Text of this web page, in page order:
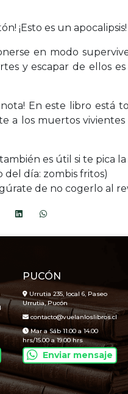
¡Esto es un apocalipsis!
en modo
y escapar de ellos es
En este libro está
a los muertos
es útil si te pica la
del día: zombis fritos)
de no cogerlo al
PUCÓN
Urrutia 235, local 6, Paseo
Urrutia, Pucón
contacto@vuelanloslibros.cl
Mar a Sáb 11.00 a 14.00
hrs/15.00 a 19.00 hrs
Enviar mensaje